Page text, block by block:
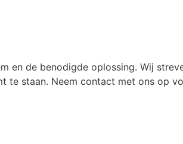
en de benodigde oplossing. Wij
te staan. Neem contact met ons op